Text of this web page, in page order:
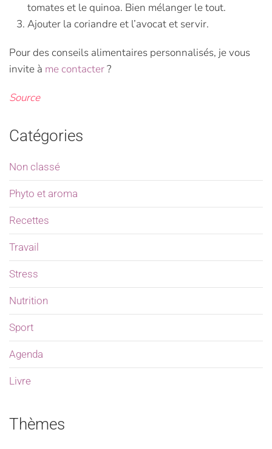
tomates et le quinoa. Bien mélanger le tout.
Ajouter la coriandre et l’avocat et servir.
Pour des conseils alimentaires personnalisés, je vous
invite à me contacter?
Source
Catégories
Non classé
Phyto et aroma
Recettes
Travail
Stress
Nutrition
Sport
Agenda
Livre
Thèmes